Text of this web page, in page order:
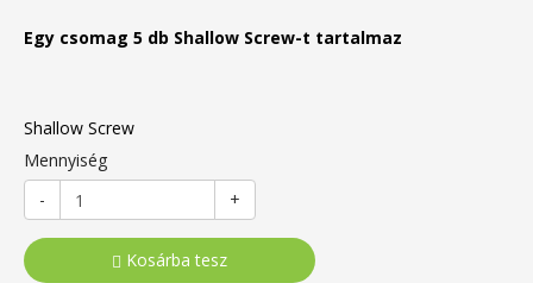
Egy csomag 5 db Shallow Screw-t tartalmaz
Shallow Screw
Mennyiség
-
+
Kosárba tesz